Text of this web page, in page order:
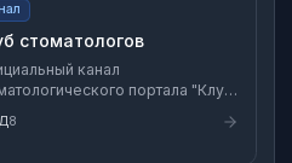
стоматологов
канал
портала "Клуб
- N1 в России.
8